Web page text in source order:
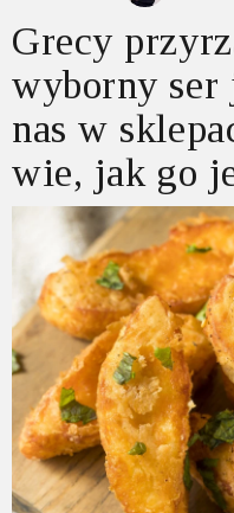
Grecy
wyborny ser
nas w
wie, jak go